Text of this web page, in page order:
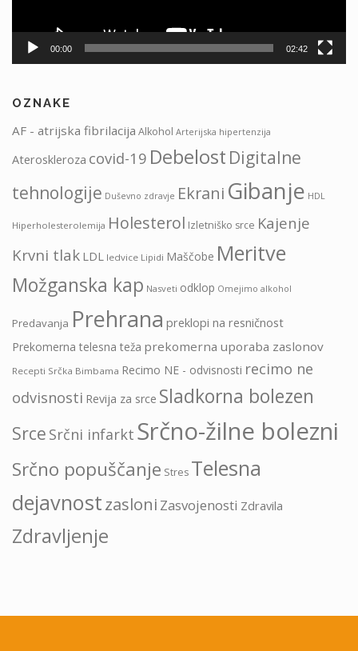
00:00 02:42
OZNAKE
AF - atrijska fibrilacija Alkohol Arterijska hipertenzija
Ateroskleroza covid-19 Debelost Digitalne
tehnologije Duševno zdravje Ekrani Gibanje HDL
Hiperholesterolemija Holesterol Izletniško srce Kajenje
Krvni tlak LDL ledvice Lipidi Maščobe Meritve
Možganska kap Nasveti odklop Omejimo alkohol
Predavanja Prehrana preklopi na resničnost
Prekomerna telesna teža prekomerna uporaba zaslonov
Recepti Srčka Bimbama Recimo NE - odvisnosti recimo ne
odvisnosti Revija za srce Sladkorna bolezen
Srce Srčni infarkt Srčno-žilne bolezni
Srčno popuščanje Stres Telesna
dejavnostzasloni Zasvojenosti Zdravila
Zdravljenje